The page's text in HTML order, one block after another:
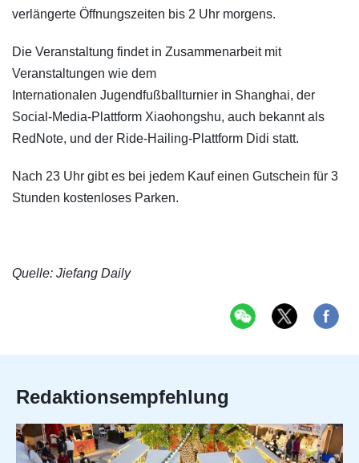
verlängerte Öffnungszeiten bis 2 Uhr morgens.
Die Veranstaltung findet in Zusammenarbeit mit
Veranstaltungen wie dem
Internationalen Jugendfußballturnier in Shanghai, der
Social-Media-Plattform Xiaohongshu, auch bekannt als
RedNote, und der Ride-Hailing-Plattform Didi statt.
Nach 23 Uhr gibt es bei jedem Kauf einen Gutschein für 3
Stunden kostenloses Parken.
Quelle: Jiefang Daily
Redaktionsempfehlung